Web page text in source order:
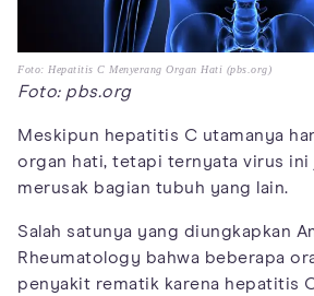
Foto: Hepatitis C Menyerang Organ Hati (pbs.org)
Foto: pbs.org
Meskipun hepatitis C utamanya
organ hati, tetapi ternyata virus ini
merusak bagian tubuh yang lain.
Salah satunya yang diungkapkan
Rheumatology bahwa beberapa
penyakit rematik karena hepatitis